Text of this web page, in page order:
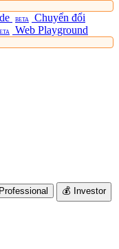
BETA
Chuyển đổi
Web Playground
Professional 💰 Investor